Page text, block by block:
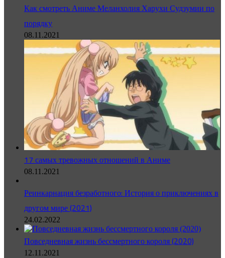
Как смотреть Аниме Меланхолия Харухи Судзумии по
порядку
08.11.2021
17 самых тревожных отношений в Аниме
08.11.2021
Реинкарнация безработного: История о приключениях в
другом мире (2021)
24.02.2022
Повседневная жизнь бессмертного короля (2020)
12.11.2021